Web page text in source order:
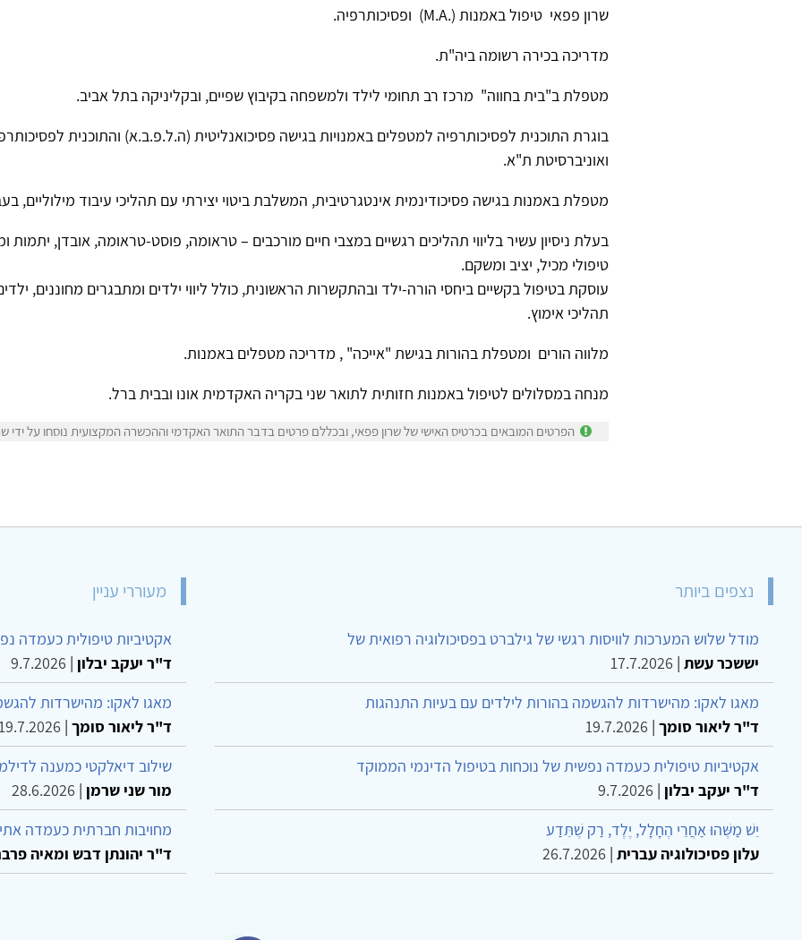
שרון פפאי טיפול באמנות (.M.A) ופסיכותרפיה.
מדריכה בכירה רשומה ביה"ת.
מטפלת ב"בית בחווה" מרכז רב תחומי לילד ולמשפחה בקיבוץ שפיים, ובקליניקה בתל אביב.
בוגרת התוכנית לפסיכותרפיה למטפלים באמנויות בגישה פסיכואנליטית (ה.ל.פ.ב.א) והתוכנית
ואוניברסיטת ת"א.
מטפלת באמנות בגישה פסיכודינמית אינטגרטיבית, המשלבת ביטוי יצירתי עם תהליכי עיבוד מילוליים,
בעלת ניסיון עשיר בליווי תהליכים רגשיים במצבי חיים מורכבים – טראומה, פוסט-טראומה, אובדן, יתמות
טיפולי מכיל, יציב ומשקם.
עוסקת בטיפול בקשיים ביחסי הורה-ילד ובהתקשרות הראשונית, כולל ליווי ילדים ומתבגרים מחוננים,
תהליכי אימוץ.
מלווה הורים ומטפלת בהורות בגישת "אייכה, " מדריכה מטפלים באמנות.
מנחה במסלולים לטיפול באמנות חזותית לתואר שני בקריה האקדמית אונו ובבית ברל.
הפרטים המובאים בכרטיס האישי של שרון פפאי, ובכללם פרטים בדבר התואר האקדמי וההכשרה המקצועית נוסחו על ידי
נצפים ביותר
מודל שלוש המערכות לוויסות רגשי של גילברט בפסיכולוגיה רפואית של
יששכר עשת |
17.7.2026
מאגו לאקו: מהישרדות להגשמה בהורות לילדים עם בעיות התנהגות
ד"ר ליאור סומך |
19.7.2026
אקטיביות טיפולית כעמדה נפשית של נוכחות בטיפול הדינמי הממוקד
ד"ר יעקב יבלון |
9.7.2026
יֵשׁ מַשֶּׁהוּ אַחֲרֵי הֶחָלָל, יֶלֶד, רַק שֶׁתֵּדַע
עלון פסיכולוגיה עברית |
26.7.2026
מעוררי עניין
אקטיביות טיפולית כעמדה
ד"ר יעקב יבלון |
9.7.2026
מאגו לאקו: מהישרדות
ד"ר ליאור סומך |
שילוב דיאלקטי כמענה
מור שני שרמן |
28.6.2026
מחויבות חברתית כעמדה
ד"ר יהונתן דבש ומאיה